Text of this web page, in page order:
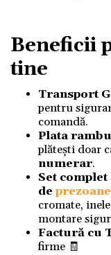
Beneficii
tine
Transport
pentru
comandă.
Plata
plătești doar
numerar.
Set
de
cromate,
montare
Factură cu
firme 🧾